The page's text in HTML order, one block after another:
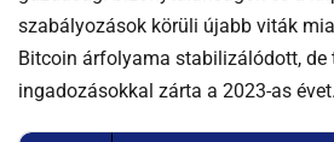
szabályozások körüli újabb viták
Bitcoin árfolyama stabilizálódott, de
ingadozásokkal zárta a 2023-as évet.